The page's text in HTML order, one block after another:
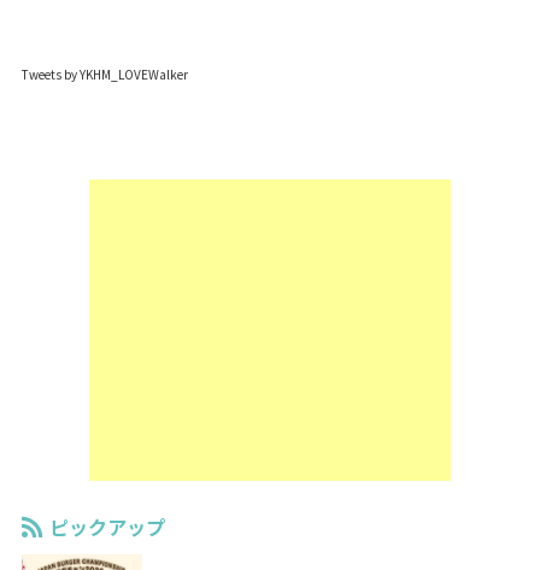
Tweets by YKHM_LOVEWalker
ピックアップ